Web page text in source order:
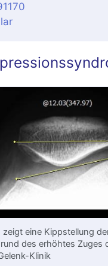
zeigt eine Kippstellung
des erhöhtes Zuges
Klinik